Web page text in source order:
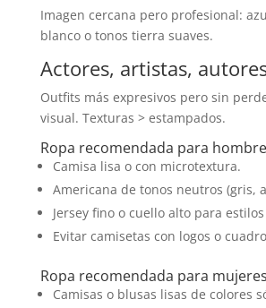
Imagen cercana pero profesional:
blanco o tonos tierra suaves.
Actores, artistas,
Outfits más expresivos pero sin
visual. Texturas > estampados.
Ropa recomendada para
Camisa lisa o con microtextura.
Americana de tonos neutros (gris,
Jersey fino o cuello alto para
Evitar camisetas con logos o
Ropa recomendada para mujeres
Camisas o blusas lisas de colores